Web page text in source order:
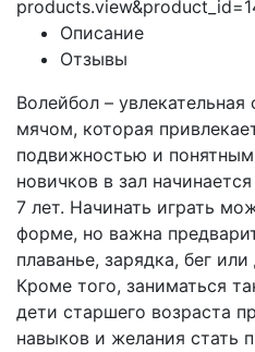
Описание
Отзывы
Волейбол – увлекательная
мячом, которая
подвижностью и
новичков в зал
7 лет. Начинать играть
форме, но важна
плаванье, зарядка, бег
Кроме того, заниматься
дети старшего возраста
навыков и желания стать